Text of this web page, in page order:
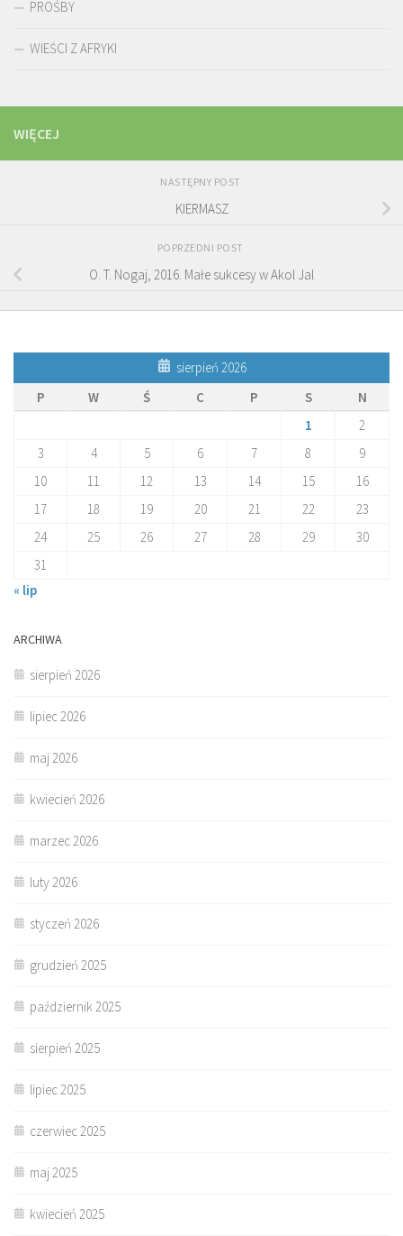
PROŚBY
WIEŚCI Z AFRYKI
WIĘCEJ
NASTĘPNY POST
KIERMASZ
POPRZEDNI POST
O. T. Nogaj, 2016. Małe sukcesy w Akol Jal
sierpień 2026
P
W Ś C P S
N
1
2
3
4 5 6 7 8
9
10
11 12 13 14 15
16
17
18 19 20 21 22
23
24
25 26 27 28 29
30
31
« lip
ARCHIWA
sierpień 2026
lipiec 2026
maj 2026
kwiecień 2026
marzec 2026
luty 2026
styczeń 2026
grudzień 2025
październik 2025
sierpień 2025
lipiec 2025
czerwiec 2025
maj 2025
kwiecień 2025